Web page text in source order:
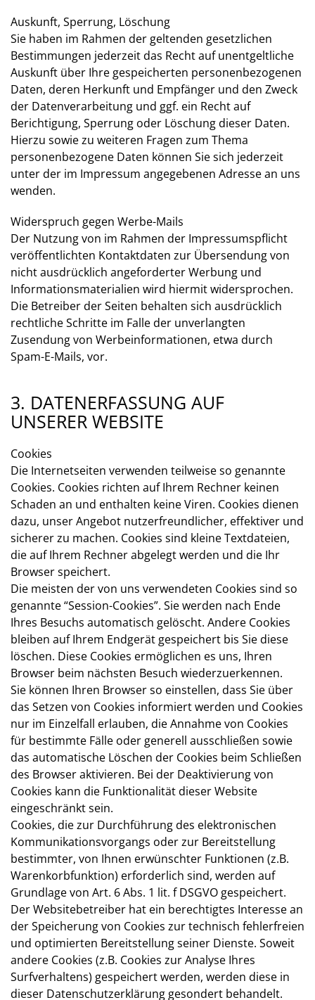
Auskunft, Sperrung, Löschung
Sie haben im Rahmen der geltenden gesetzlichen
Bestimmungen jederzeit das Recht auf unentgeltliche
Auskunft über Ihre gespeicherten personenbezogenen
Daten, deren Herkunft und Empfänger und den Zweck
der Datenverarbeitung und ggf. ein Recht auf
Berichtigung, Sperrung oder Löschung dieser Daten.
Hierzu sowie zu weiteren Fragen zum Thema
personenbezogene Daten können Sie sich jederzeit
unter der im Impressum angegebenen Adresse an uns
wenden.
Widerspruch gegen Werbe-Mails
Der Nutzung von im Rahmen der Impressumspflicht
veröffentlichten Kontaktdaten zur Übersendung von
nicht ausdrücklich angeforderter Werbung und
Informationsmaterialien wird hiermit widersprochen.
Die Betreiber der Seiten behalten sich ausdrücklich
rechtliche Schritte im Falle der unverlangten
Zusendung von Werbeinformationen, etwa durch
Spam-E-Mails, vor.
3. DATENERFASSUNG AUF
UNSERER WEBSITE
Cookies
Die Internetseiten verwenden teilweise so genannte
Cookies. Cookies richten auf Ihrem Rechner keinen
Schaden an und enthalten keine Viren. Cookies dienen
dazu, unser Angebot nutzerfreundlicher, effektiver und
sicherer zu machen. Cookies sind kleine Textdateien,
die auf Ihrem Rechner abgelegt werden und die Ihr
Browser speichert.
Die meisten der von uns verwendeten Cookies sind so
genannte “Session-Cookies”. Sie werden nach Ende
Ihres Besuchs automatisch gelöscht. Andere Cookies
bleiben auf Ihrem Endgerät gespeichert bis Sie diese
löschen. Diese Cookies ermöglichen es uns, Ihren
Browser beim nächsten Besuch wiederzuerkennen.
Sie können Ihren Browser so einstellen, dass Sie über
das Setzen von Cookies informiert werden und Cookies
nur im Einzelfall erlauben, die Annahme von Cookies
für bestimmte Fälle oder generell ausschließen sowie
das automatische Löschen der Cookies beim Schließen
des Browser aktivieren. Bei der Deaktivierung von
Cookies kann die Funktionalität dieser Website
eingeschränkt sein.
Cookies, die zur Durchführung des elektronischen
Kommunikationsvorgangs oder zur Bereitstellung
bestimmter, von Ihnen erwünschter Funktionen (z.B.
Warenkorbfunktion) erforderlich sind, werden auf
Grundlage von Art. 6 Abs. 1 lit. f DSGVO gespeichert.
Der Websitebetreiber hat ein berechtigtes Interesse an
der Speicherung von Cookies zur technisch fehlerfreien
und optimierten Bereitstellung seiner Dienste. Soweit
andere Cookies (z.B. Cookies zur Analyse Ihres
Surfverhaltens) gespeichert werden, werden diese in
dieser Datenschutzerklärung gesondert behandelt.